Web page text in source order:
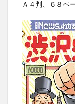
Ａ４判、６８ペ